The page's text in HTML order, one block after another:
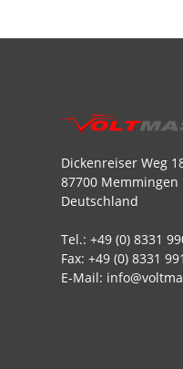
Dickenreiser Weg
87700 Memmingen
Deutschland
Tel.: +49 (0) 8331
Fax: +49 (0) 8331
E-Mail: